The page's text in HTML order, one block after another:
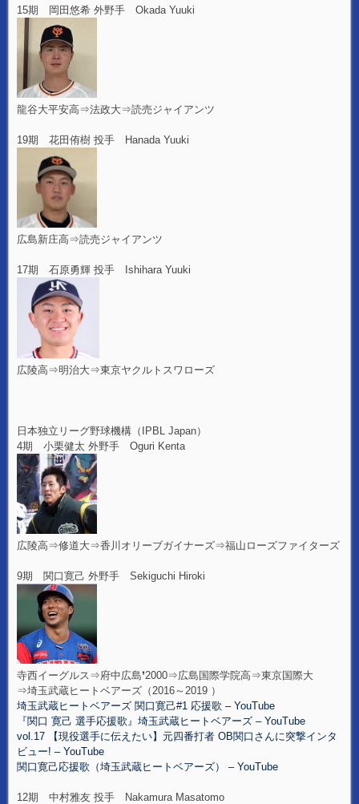
15期 岡田悠希 外野手 Okada Yuuki
龍谷大平安高⇒法政大⇒読売ジャイアンツ
19期 花田侑樹 投手 Hanada Yuuki
広島新庄高⇒読売ジャイアンツ
17期 石原勇輝 投手 Ishihara Yuuki
広陵高⇒明治大⇒東京ヤクルトスワローズ
日本独立リーグ野球機構（IPBL Japan）
4期 小栗健太 外野手 Oguri Kenta
広陵高⇒修道大⇒香川オリーブガイナーズ⇒福山ローズファイターズ
9期 関口寛己 外野手 Sekiguchi Hiroki
寺西イーグルス⇒府中広島❜2000⇒広島国際学院高⇒東京国際大
⇒埼玉武蔵ヒートベアーズ（2016～2019 ）
埼玉武蔵ヒートベアーズ 関口寛己#1 応援歌 – YouTube
『関口 寛己 選手応援歌』埼玉武蔵ヒートベアーズ – YouTube
vol.17 【現役選手に伝えたい】元四番打者 OB関口さんに突撃インタ
ビュー! – YouTube
関口寛己応援歌（埼玉武蔵ヒートベアーズ） – YouTube
12期 中村雅友 投手 Nakamura Masatomo